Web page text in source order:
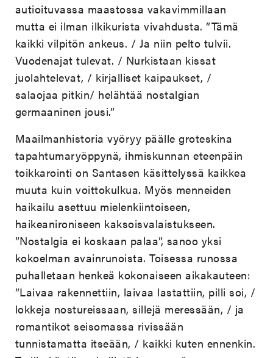
autioituvassa maastossa vakavimmillaan
mutta ei ilman ilkikurista vivahdusta. ”Tämä
kaikki vilpitön ankeus. / Ja niin pelto tulvii.
Vuodenajat tulevat. / Nurkistaan kissat
juolahtelevat, / kirjalliset kaipaukset, /
salaojaa pitkin/ helähtää nostalgian
germaaninen jousi.”
Maailmanhistoria vyöryy päälle groteskina
tapahtumaryöppynä, ihmiskunnan eteenpäin
toikkarointi on Santasen käsittelyssä kaikkea
muuta kuin voittokulkua. Myös menneiden
haikailu asettuu mielenkiintoiseen,
haikeanironiseen kaksoisvalaistukseen.
”Nostalgia ei koskaan palaa”, sanoo yksi
kokoelman avainrunoista. Toisessa runossa
puhalletaan henkeä kokonaiseen aikakauteen:
”Laivaa rakennettiin, laivaa lastattiin, pilli soi, /
lokkeja nostureissaan, sillejä meressään, / ja
romantikot seisomassa rivissään
tunnistamatta itseään, / kaikki kuten ennenkin.